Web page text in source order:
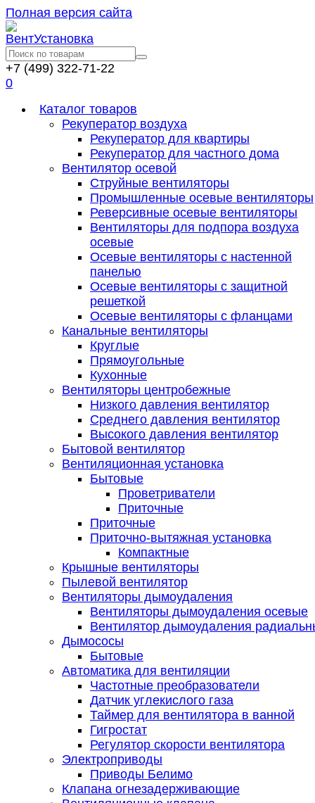
Полная версия сайта
+7 (499) 322-71-22
0
Каталог товаров
Рекуператор воздуха
Рекуператор для квартиры
Рекуператор для частного дома
Вентилятор осевой
Струйные вентиляторы
Промышленные осевые вентиляторы
Реверсивные осевые вентиляторы
Вентиляторы для подпора воздуха
осевые
Осевые вентиляторы с настенной
панелью
Осевые вентиляторы с защитной
решеткой
Осевые вентиляторы с фланцами
Канальные вентиляторы
Круглые
Прямоугольные
Кухонные
Вентиляторы центробежные
Низкого давления вентилятор
Среднего давления вентилятор
Высокого давления вентилятор
Бытовой вентилятор
Вентиляционная установка
Бытовые
Проветриватели
Приточные
Приточные
Приточно-вытяжная установка
Компактные
Крышные вентиляторы
Пылевой вентилятор
Вентиляторы дымоудаления
Вентиляторы дымоудаления осевые
Вентилятор дымоудаления
Дымососы
Бытовые
Автоматика для вентиляции
Частотные преобразователи
Датчик углекислого газа
Таймер для вентилятора в ванной
Гигростат
Регулятор скорости вентилятора
Электроприводы
Приводы Белимо
Клапана огнезадерживающие